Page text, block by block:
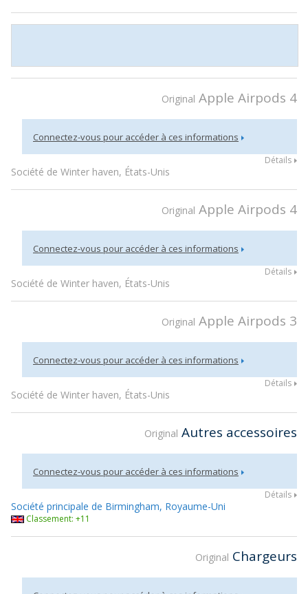
Original Apple Airpods 4
Connectez-vous pour accéder à ces informations
Détails
Société de Winter haven, États-Unis
Original Apple Airpods 4
Connectez-vous pour accéder à ces informations
Détails
Société de Winter haven, États-Unis
Original Apple Airpods 3
Connectez-vous pour accéder à ces informations
Détails
Société de Winter haven, États-Unis
Original Autres accessoires
Connectez-vous pour accéder à ces informations
Détails
Société principale de Birmingham, Royaume-Uni
Classement: +11
Original Chargeurs